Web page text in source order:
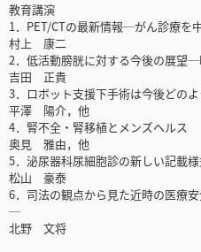
教育講演
1．PET/CTの最新情報─がん診療を
村上 康二
2．低活動膀胱に対する今後の展
吉田 正貴
3．ロボット支援下手術は今後どの
平澤 陽介，他
4．腎不全・腎移植とメンズヘルス
奥見 雅由，他
5．泌尿器科尿細胞診の新しい記載
松山 豪泰
6．司法の観点から見た近時の医療
─
北野 文将